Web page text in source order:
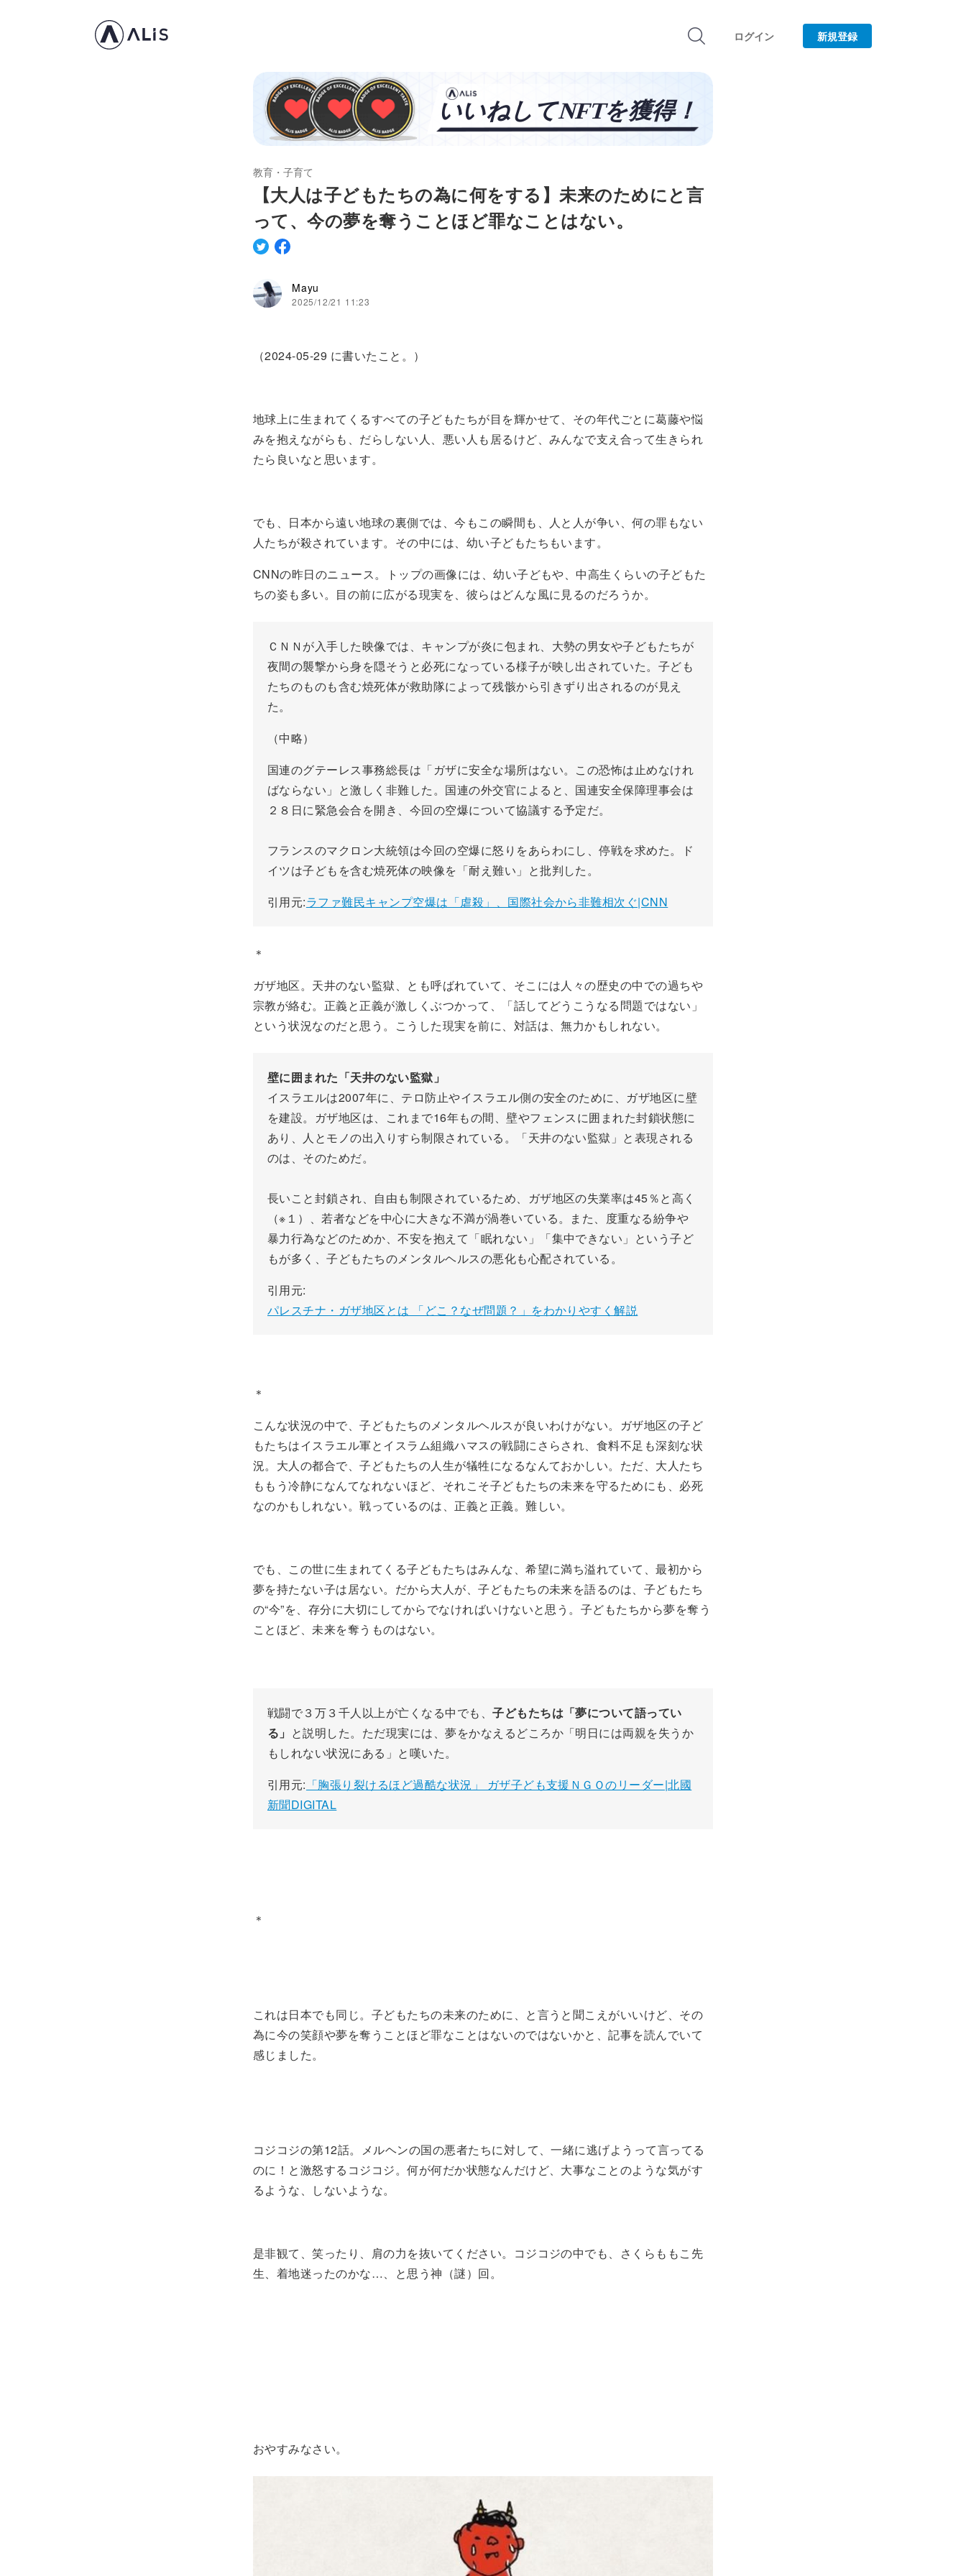
ログイン 新規登録
教育・子育て
【大人は子どもたちの為に何をする】未来のためにと言
って、今の夢を奪うことほど罪なことはない。
Mayu
2025/12/21 11:23
（2024-05-29 に書いたこと。）
地球上に生まれてくるすべての子どもたちが目を輝かせて、その年代ごとに葛藤や悩
みを抱えながらも、だらしない人、悪い人も居るけど、みんなで支え合って生きられ
たら良いなと思います。
でも、日本から遠い地球の裏側では、今もこの瞬間も、人と人が争い、何の罪もない
人たちが殺されています。その中には、幼い子どもたちもいます。
CNNの昨日のニュース。トップの画像には、幼い子どもや、中高生くらいの子どもた
ちの姿も多い。目の前に広がる現実を、彼らはどんな風に見るのだろうか。
ＣＮＮが入手した映像では、キャンプが炎に包まれ、大勢の男女や子どもたちが
夜間の襲撃から身を隠そうと必死になっている様子が映し出されていた。子ども
たちのものも含む焼死体が救助隊によって残骸から引きずり出されるのが見え
た。
（中略）
国連のグテーレス事務総長は「ガザに安全な場所はない。この恐怖は止めなけれ
ばならない」と激しく非難した。国連の外交官によると、国連安全保障理事会は
２８日に緊急会合を開き、今回の空爆について協議する予定だ。
フランスのマクロン大統領は今回の空爆に怒りをあらわにし、停戦を求めた。ド
イツは子どもを含む焼死体の映像を「耐え難い」と批判した。
引用元:ラファ難民キャンプ空爆は「虐殺」、国際社会から非難相次ぐ|CNN
＊
ガザ地区。天井のない監獄、とも呼ばれていて、そこには人々の歴史の中での過ちや
宗教が絡む。正義と正義が激しくぶつかって、「話してどうこうなる問題ではない」
という状況なのだと思う。こうした現実を前に、対話は、無力かもしれない。
壁に囲まれた「天井のない監獄」
イスラエルは2007年に、テロ防止やイスラエル側の安全のために、ガザ地区に壁
を建設。ガザ地区は、これまで16年もの間、壁やフェンスに囲まれた封鎖状態に
あり、人とモノの出入りすら制限されている。「天井のない監獄」と表現される
のは、そのためだ。
長いこと封鎖され、自由も制限されているため、ガザ地区の失業率は45％と高く
（※１）、若者などを中心に大きな不満が渦巻いている。また、度重なる紛争や
暴力行為などのためか、不安を抱えて「眠れない」「集中できない」という子ど
もが多く、子どもたちのメンタルヘルスの悪化も心配されている。
引用元:
パレスチナ・ガザ地区とは 「どこ？なぜ問題？」をわかりやすく解説
＊
こんな状況の中で、子どもたちのメンタルヘルスが良いわけがない。ガザ地区の子ど
もたちはイスラエル軍とイスラム組織ハマスの戦闘にさらされ、食料不足も深刻な状
況。大人の都合で、子どもたちの人生が犠牲になるなんておかしい。ただ、大人たち
ももう冷静になんてなれないほど、それこそ子どもたちの未来を守るためにも、必死
なのかもしれない。戦っているのは、正義と正義。難しい。
でも、この世に生まれてくる子どもたちはみんな、希望に満ち溢れていて、最初から
夢を持たない子は居ない。だから大人が、子どもたちの未来を語るのは、子どもたち
の“今”を、存分に大切にしてからでなければいけないと思う。子どもたちから夢を奪う
ことほど、未来を奪うものはない。
戦闘で３万３千人以上が亡くなる中でも、子どもたちは「夢について語ってい
る」 と説明した。ただ現実には、夢をかなえるどころか「明日には両親を失うか
もしれない状況にある」と嘆いた。
引用元: 「胸張り裂けるほど過酷な状況」 ガザ子ども支援ＮＧＯのリーダー|北國
新聞DIGITAL
＊
これは日本でも同じ。子どもたちの未来のために、と言うと聞こえがいいけど、その
為に今の笑顔や夢を奪うことほど罪なことはないのではないかと、記事を読んでいて
感じました。
コジコジの第12話。メルヘンの国の悪者たちに対して、一緒に逃げようって言ってる
のに！と激怒するコジコジ。何が何だか状態なんだけど、大事なことのような気がす
るような、しないような。
是非観て、笑ったり、肩の力を抜いてください。コジコジの中でも、さくらももこ先
生、着地迷ったのかな…、と思う神（謎）回。
おやすみなさい。